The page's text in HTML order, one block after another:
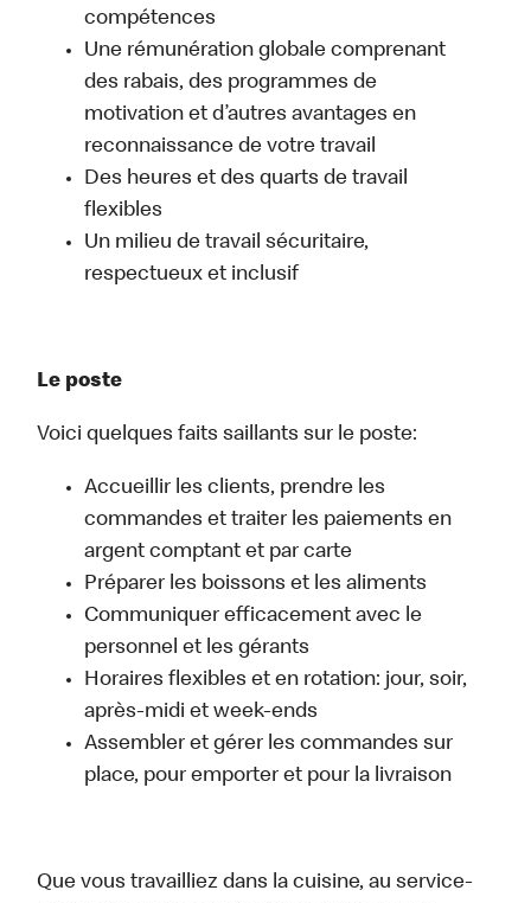
compétences
Une rémunération globale comprenant
des rabais, des programmes de
motivation et d’autres avantages en
reconnaissance de votre travail
Des heures et des quarts de travail
flexibles
Un milieu de travail sécuritaire,
respectueux et inclusif
Le poste
Voici quelques faits saillants sur le poste:
Accueillir les clients, prendre les
commandes et traiter les paiements en
argent comptant et par carte
Préparer les boissons et les aliments
Communiquer efficacement avec le
personnel et les gérants
Horaires flexibles et en rotation: jour, soir,
après-midi et week-ends
Assembler et gérer les commandes sur
place, pour emporter et pour la livraison
Que vous travailliez dans la cuisine, au service-